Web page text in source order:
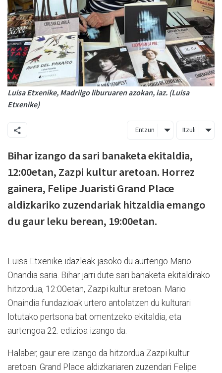
Luisa Etxenike, Madrilgo liburuaren azokan, iaz. (Luisa
Etxenike)
Entzun Itzuli
Bihar izango da sari banaketa ekitaldia,
12:00etan, Zazpi kultur aretoan. Horrez
gainera, Felipe Juaristi Grand Place
aldizkariko zuzendariak hitzaldia emango
du gaur leku berean, 19:00etan.
Luisa Etxenike idazleak jasoko du aurtengo Mario
Onandia saria. Bihar jarri dute sari banaketa ekitaldirako
hitzordua, 12:00etan, Zazpi kultur aretoan. Mario
Onaindia fundazioak urtero antolatzen du kulturari
lotutako pertsona bat omentzeko ekitaldia, eta
aurtengoa 22. edizioa izango da.
Halaber, gaur ere izango da hitzordua Zazpi kultur
aretoan. Grand Place aldizkariaren zuzendari Felipe